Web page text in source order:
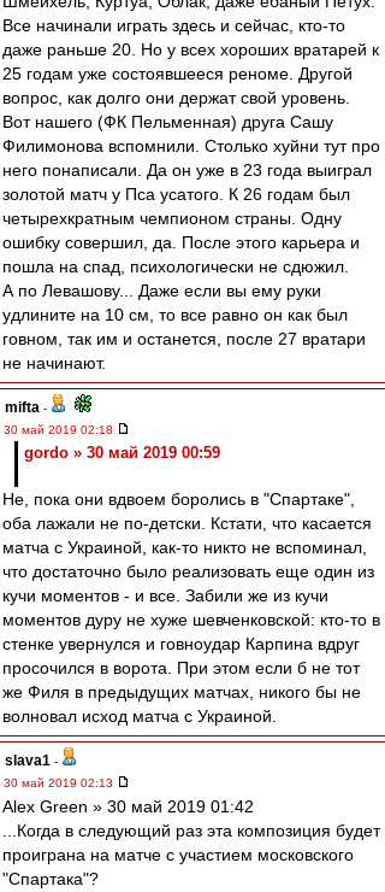
Все начинали играть здесь и сейчас, кто-то
даже раньше 20. Но у всех хороших вратарей к
25 годам уже состоявшееся реноме. Другой
вопрос, как долго они держат свой уровень.
Вот нашего (ФК Пельменная) друга Сашу
Филимонова вспомнили. Столько хуйни тут про
него понаписали. Да он уже в 23 года выиграл
золотой матч у Пса усатого. К 26 годам был
четырехкратным чемпионом страны. Одну
ошибку совершил, да. После этого карьера и
пошла на спад, психологически не сдюжил.
А по Левашову... Даже если вы ему руки
удлините на 10 см, то все равно он как был
говном, так им и останется, после 27 вратари
не начинают.
mifta -
30 май 2019 02:18
gordo » 30 май 2019 00:59
Не, пока они вдвоем боролись в "Спартаке",
оба лажали не по-детски. Кстати, что касается
матча с Украиной, как-то никто не вспоминал,
что достаточно было реализовать еще один из
кучи моментов - и все. Забили же из кучи
моментов дуру не хуже шевченковской: кто-то в
стенке увернулся и говноудар Карпина вдруг
просочился в ворота. При этом если б не тот
же Филя в предыдущих матчах, никого бы не
волновал исход матча с Украиной.
slava1 -
30 май 2019 02:13
Alex Green » 30 май 2019 01:42
...Когда в следующий раз эта композиция будет
проиграна на матче с участием московского
"Спартака"?